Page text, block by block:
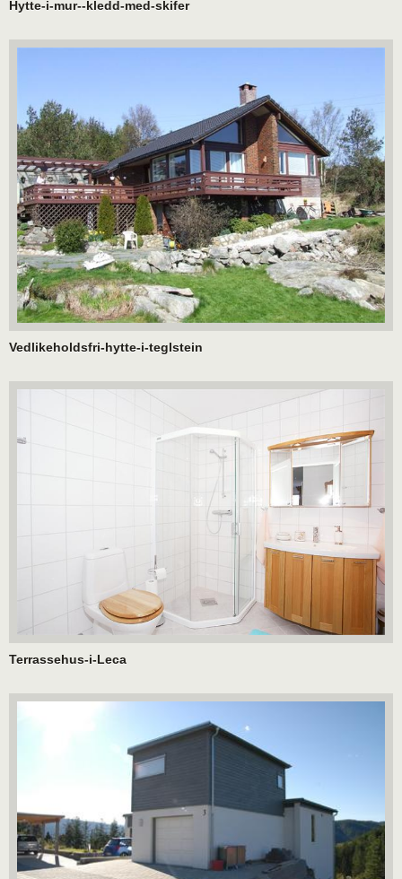
Hytte-i-mur--kledd-med-skifer
Vedlikeholdsfri-hytte-i-teglstein
Terrassehus-i-Leca